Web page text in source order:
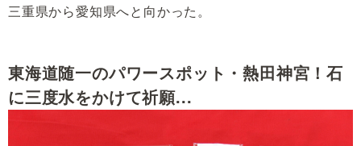
三重県から愛知県へと向かった。
東海道随一のパワースポット・熱田神宮！石
に三度水をかけて祈願...